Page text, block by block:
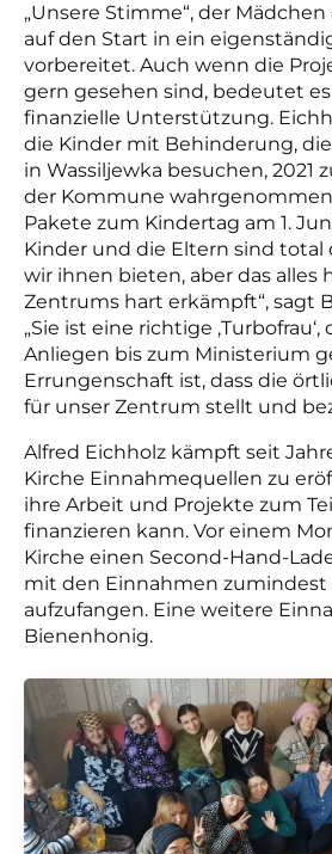
„Unsere Stimme“, der
auf den Start in ein
vorbereitet. Auch wenn die
gern gesehen sind, bedeutet
finanzielle Unterstützung.
die Kinder mit Behinderung,
in Wassiljewka besuchen, 2021
der Kommune
Pakete zum Kindertag am 1.
Kinder und die Eltern sind total
wir ihnen bieten, aber das alles
Zentrums hart erkämpft“, sagt
„Sie ist eine richtige
Anliegen bis zum Ministerium
Errungenschaft ist, dass die
für unser Zentrum stellt und
Alfred Eichholz kämpft seit
Kirche Einnahmequellen zu
ihre Arbeit und Projekte zum
finanzieren kann. Vor einem
Kirche einen Second-Hand-
mit den Einnahmen zumindest
aufzufangen. Eine weitere
Bienenhonig.